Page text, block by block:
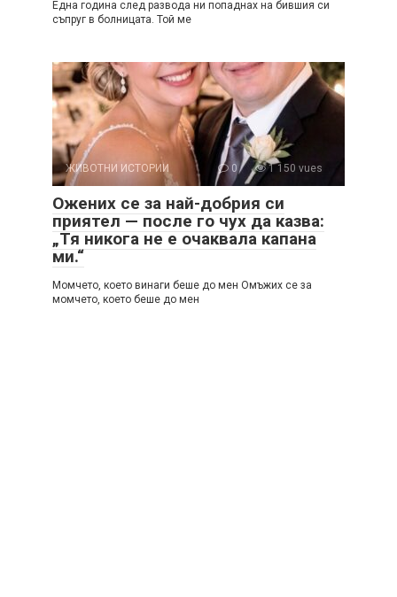
Една година след развода ни попаднах на бившия си
съпруг в болницата. Той ме
ЖИВОТНИ ИСТОРИИ 0 1 150 vues
Ожених се за най-добрия си
приятел — после го чух да казва:
„Тя никога не е очаквала капана
ми.“
Момчето, което винаги беше до мен Омъжих се за
момчето, което беше до мен